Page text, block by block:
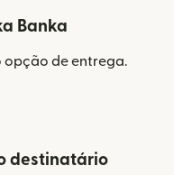
Banka
opção de entrega.
destinatário